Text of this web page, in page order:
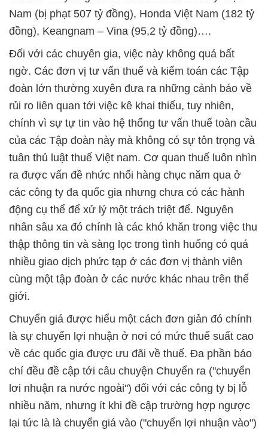
Nam (bị phạt 507 tỷ đồng), Honda Việt Nam (182 tỷ
đồng), Keangnam – Vina (95,2 tỷ đồng)….
Đối với các chuyên gia, việc này không quá bất
ngờ. Các đơn vị tư vấn thuế và kiểm toán các Tập
đoàn lớn thường xuyên đưa ra những cảnh báo về
rủi ro liên quan tới việc kê khai thiếu, tuy nhiên,
chính vì sự tự tin vào hệ thống tư vấn thuế toàn cầu
của các Tập đoàn này mà không có sự tôn trọng và
tuân thủ luật thuế Việt nam. Cơ quan thuế luôn nhìn
ra được vấn đề nhức nhối hàng chục năm qua ở
các công ty đa quốc gia nhưng chưa có các hành
động cụ thể để xử lý một trách triệt để. Nguyên
nhân sâu xa đó chính là các khó khăn trong việc thu
thập thông tin và sàng lọc trong tình huống có quá
nhiều giao dịch phức tạp ở các đơn vị thành viên
cùng một tập đoàn ở các nước khác nhau trên thế
giới.
Chuyển giá được hiểu một cách đơn giản đó chính
là sự chuyển lợi nhuận ở nơi có mức thuế suất cao
về các quốc gia được ưu đãi về thuế. Đa phần báo
chí đều đề cập tới câu chuyện Chuyển ra ("chuyển
lơi nhuận ra nước ngoài") đối với các công ty bị lỗ
nhiều năm, nhưng ít khi đề cập trường hợp ngược
lại tức là là chuyển giá vào ("chuyển lợi nhuận vào")